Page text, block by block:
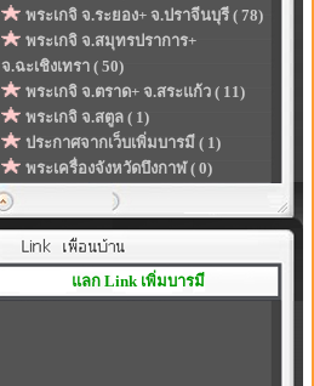
พระเกจิ จ.ระยอง+ จ.ปราจีนบุรี ( 78)
พระเกจิ จ.สมุทรปราการ+
จ.ฉะเชิงเทรา ( 50)
พระเกจิ จ.ตราด+ จ.สระแก้ว ( 11)
พระเกจิ จ.สตูล ( 1)
ประกาศจากเว็บเพิ่มบารมี ( 1)
พระเครื่องจังหวัดบึงกาฬ ( 0)
แลก Link เพิ่มบารมี